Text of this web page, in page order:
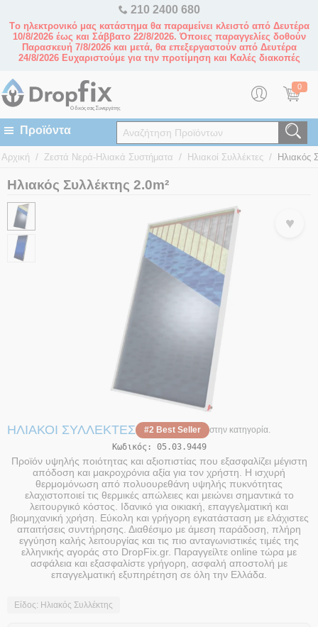
210 2400 680
Tο ηλεκτρονικό μας κατάστημα θα παραμείνει κλειστό από Δευτέρα
10/8/2026 έως και Σάββατο 22/8/2026. Όποιες παραγγελίες δοθούν
Παρασκευή 7/8/2026 και μετά, θα επεξεργαστούν από Δευτέρα
24/8/2026 Ευχαριστούμε για την προτίμηση και Καλές διακοπές
0
Αρχική / Ζεστά Νερά-Ηλιακά Συστήματα / Ηλιακοί Συλλέκτες / Ηλιακός
Ηλιακός Συλλέκτης 2.0m²
♥
ΗΛΙΑΚΟΊ ΣΥΛΛΈΚΤΕΣ #2 Best Seller
στην κατηγορία.
Κωδικός:
05.03.9449
Προϊόν υψηλής ποιότητας και αξιοπιστίας που εξασφαλίζει μέγιστη
απόδοση και μακροχρόνια αξία για τον χρήστη. Η ισχυρή
θερμομόνωση από πολυουρεθάνη υψηλής πυκνότητας
ελαχιστοποιεί τις θερμικές απώλειες και μειώνει σημαντικά το
λειτουργικό κόστος. Ιδανικό για οικιακή, επαγγελματική και
βιομηχανική χρήση. Εύκολη και γρήγορη εγκατάσταση με ελάχιστες
απαιτήσεις συντήρησης. Διαθέσιμο με άμεση παράδοση, πλήρη
εγγύηση καλής λειτουργίας και τις πιο ανταγωνιστικές τιμές της
ελληνικής αγοράς στο DropFix.gr. Παραγγείλτε online τώρα με
ασφάλεια και εξασφαλίστε γρήγορη, ασφαλή αποστολή με
επαγγελματική εξυπηρέτηση σε όλη την Ελλάδα.
Είδος: Ηλιακός Συλλέκτης